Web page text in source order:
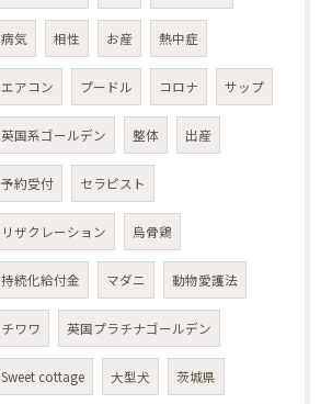
病気 相性 お産 熱中症
エアコン プードル コロナ サップ
英国系ゴールデン 整体 出産
予約受付 セラピスト
リザクレーション 烏骨鶏
持続化給付金 マダニ 動物愛護法
チワワ 英国プラチナゴールデン
Sweet cottage 大型犬 茨城県